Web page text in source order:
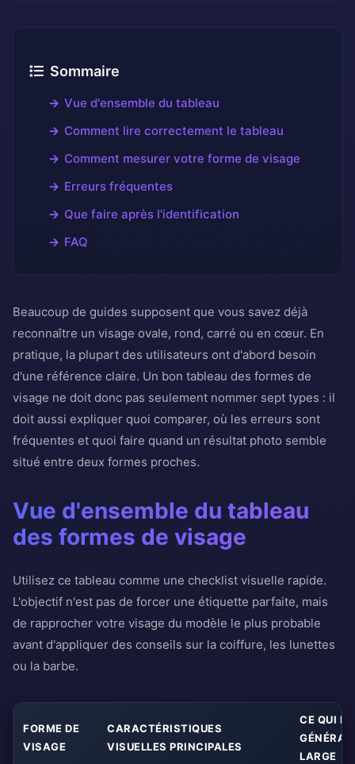
Sommaire
Vue d'ensemble du tableau
Comment lire correctement le tableau
Comment mesurer votre forme de visage
Erreurs fréquentes
Que faire après l'identification
FAQ
Beaucoup de guides supposent que vous savez déjà
reconnaître un visage ovale, rond, carré ou en cœur. En
pratique, la plupart des utilisateurs ont d'abord besoin
d'une référence claire. Un bon tableau des formes de
visage ne doit donc pas seulement nommer sept types : il
doit aussi expliquer quoi comparer, où les erreurs sont
fréquentes et quoi faire quand un résultat photo semble
situé entre deux formes proches.
Vue d'ensemble du tableau
des formes de visage
Utilisez ce tableau comme une checklist visuelle rapide.
L'objectif n'est pas de forcer une étiquette parfaite, mais
de rapprocher votre visage du modèle le plus probable
avant d'appliquer des conseils sur la coiffure, les lunettes
ou la barbe.
FORME DE
VISAGE
CARACTÉRISTIQUES
VISUELLES PRINCIPALES
CE QUI
LARGE